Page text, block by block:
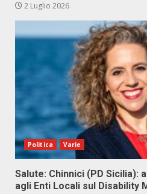
2 Luglio 2026
Politica Varie
Salute: Chinnici (PD Sicilia):
agli Enti Locali sul Disability